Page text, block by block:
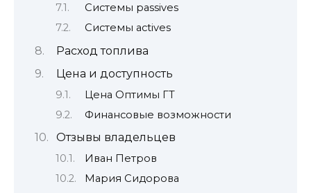
Системы passives
Системы actives
Расход топлива
Цена и доступность
Цена Оптимы ГТ
Финансовые возможности
Отзывы владельцев
Иван Петров
Мария Сидорова